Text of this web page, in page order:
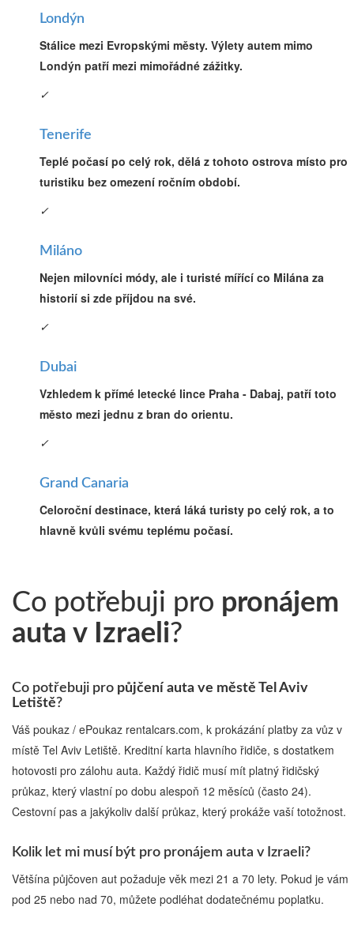
Londýn
Stálice mezi Evropskými městy. Výlety autem mimo
Londýn patří mezi mimořádné zážitky.
✓
Tenerife
Teplé počasí po celý rok, dělá z tohoto ostrova místo pro
turistiku bez omezení ročním období.
✓
Miláno
Nejen milovníci módy, ale i turisté mířící co Milána za
historií si zde příjdou na své.
✓
Dubai
Vzhledem k přímé letecké lince Praha - Dabaj, patří toto
město mezi jednu z bran do orientu.
✓
Grand Canaria
Celoroční destinace, která láká turisty po celý rok, a to
hlavně kvůli svému teplému počasí.
Co potřebuji pro pronájem
auta v Izraeli?
Co potřebuji pro půjčení auta ve městě Tel Aviv
Letiště?
Váš poukaz / ePoukaz rentalcars.com, k prokázání platby za vůz v
místě Tel Aviv Letiště. Kreditní karta hlavního řidiče, s dostatkem
hotovosti pro zálohu auta. Každý řidič musí mít platný řidičský
průkaz, který vlastní po dobu alespoň 12 měsíců (často 24).
Cestovní pas a jakýkoliv další průkaz, který prokáže vaší totožnost.
Kolik let mi musí být pro pronájem auta v Izraeli?
Většína půjčoven aut požaduje věk mezi 21 a 70 lety. Pokud je vám
pod 25 nebo nad 70, můžete podléhat dodatečnému poplatku.